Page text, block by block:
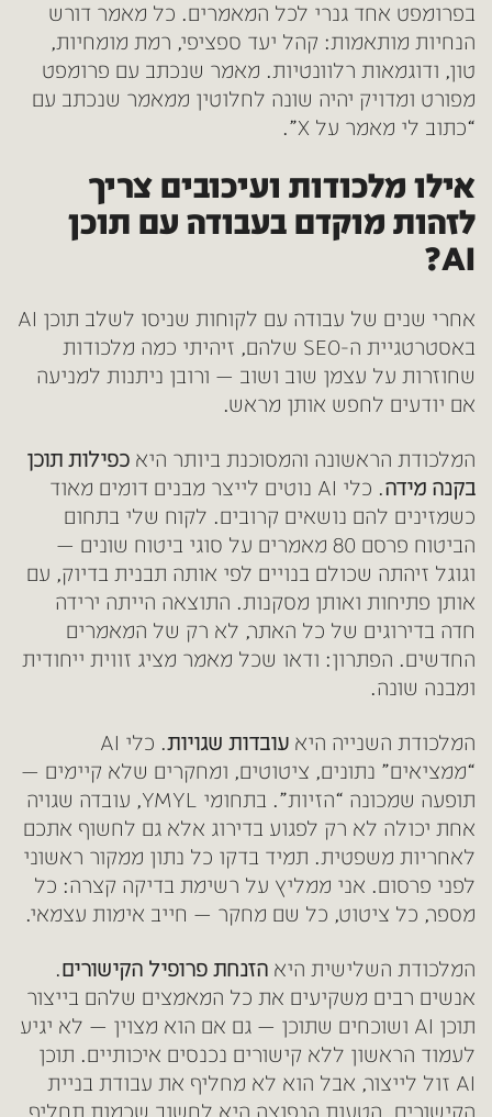
בפרומפט אחד גנרי לכל המאמרים. כל מאמר דורש
הנחיות מותאמות: קהל יעד ספציפי, רמת מומחיות,
טון, ודוגמאות רלוונטיות. מאמר שנכתב עם פרומפט
מפורט ומדויק יהיה שונה לחלוטין ממאמר שנכתב עם
“כתוב לי מאמר על X”.
אילו מלכודות ועיכובים צריך
לזהות מוקדם בעבודה עם תוכן
AI?
אחרי שנים של עבודה עם לקוחות שניסו לשלב תוכן AI
באסטרטגיית ה-SEO שלהם, זיהיתי כמה מלכודות
שחוזרות על עצמן שוב ושוב — ורובן ניתנות למניעה
אם יודעים לחפש אותן מראש.
המלכודת הראשונה והמסוכנת ביותר היא כפילות תוכן
בקנה מידה
. כלי AI נוטים לייצר מבנים דומים מאוד
כשמזינים להם נושאים קרובים. לקוח שלי בתחום
הביטוח פרסם 80 מאמרים על סוגי ביטוח שונים —
וגוגל זיהתה שכולם בנויים לפי אותה תבנית בדיוק, עם
אותן פתיחות ואותן מסקנות. התוצאה הייתה ירידה
חדה בדירוגים של כל האתר, לא רק של המאמרים
החדשים. הפתרון: ודאו שכל מאמר מציג זווית ייחודית
ומבנה שונה.
המלכודת השנייה היא עובדות שגויות
. כלי AI
“ממציאים” נתונים, ציטוטים, ומחקרים שלא קיימים —
תופעה שמכונה “הזיות”. בתחומי YMYL, עובדה שגויה
אחת יכולה לא רק לפגוע בדירוג אלא גם לחשוף אתכם
לאחריות משפטית. תמיד בדקו כל נתון ממקור ראשוני
לפני פרסום. אני ממליץ על רשימת בדיקה קצרה: כל
מספר, כל ציטוט, כל שם מחקר — חייב אימות עצמאי.
המלכודת השלישית היא הזנחת פרופיל הקישורים.
אנשים רבים משקיעים את כל המאמצים שלהם בייצור
תוכן AI ושוכחים שתוכן — גם אם הוא מצוין — לא יגיע
לעמוד הראשון ללא קישורים נכנסים איכותיים. תוכן
AI זול לייצור, אבל הוא לא מחליף את עבודת בניית